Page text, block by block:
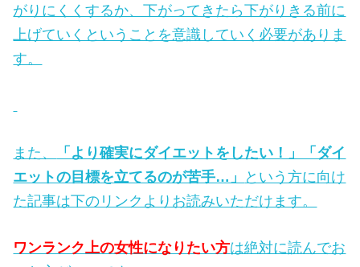
がりにくくするか、下がってきたら下がりきる前に
上げていくということを意識していく必要がありま
す。
また、
「より確実にダイエットをしたい！」「ダイ
エットの目標を立てるのが苦手…」
という方に向け
た記事は下のリンクよりお読みいただけます。
ワンランク上の女性になりたい方は絶対に読んでお